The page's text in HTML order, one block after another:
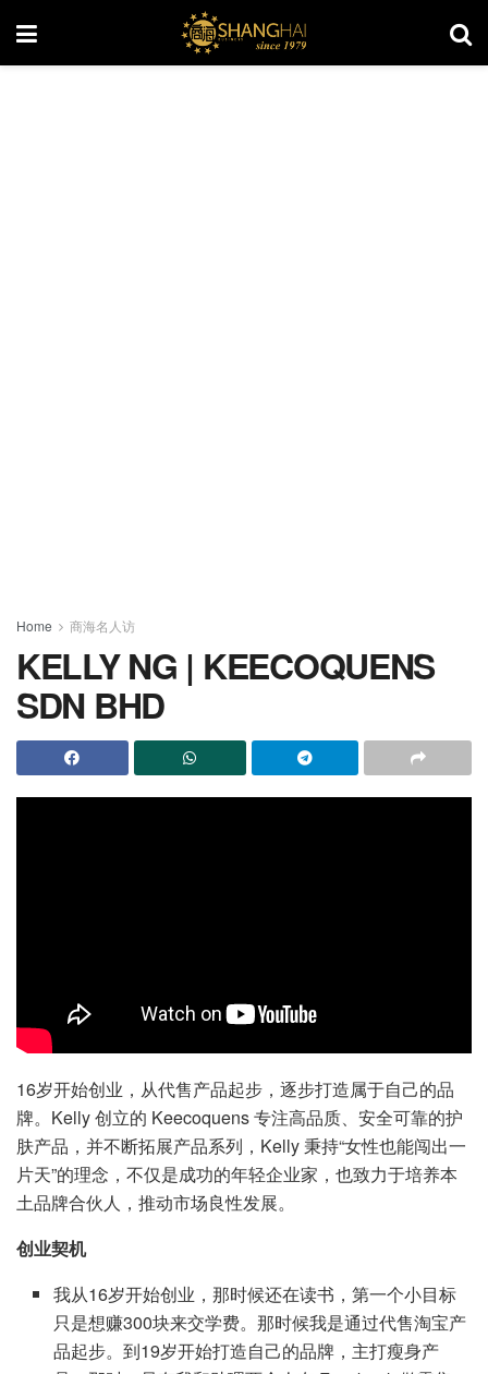
Home 商海名人访
KELLY NG | KEECOQUENS
SDN BHD
16岁开始创业，从代售产品起步，逐步打造属于自己的品
牌。Kelly 创立的 Keecoquens 专注高品质、安全可靠的护
肤产品，并不断拓展产品系列，Kelly 秉持“女性也能闯出一
片天”的理念，不仅是成功的年轻企业家，也致力于培养本
土品牌合伙人，推动市场良性发展。
创业契机
我从16岁开始创业，那时候还在读书，第一个小目标
只是想赚300块来交学费。那时候我是通过代售淘宝产
品起步。到19岁开始打造自己的品牌，主打瘦身产